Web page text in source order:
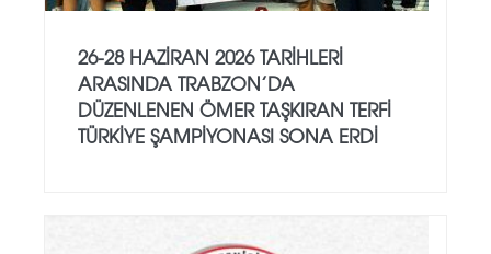
26-28 HAZIRAN 2026 TARIHLERI
ARASINDA TRABZON’DA
DÜZENLENEN ÖMER TAŞKIRAN TERFI
TÜRKIYE ŞAMPIYONASI SONA ERDI